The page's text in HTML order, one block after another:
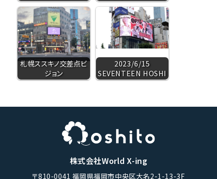
札幌ススキノ交差点ビ
ジョン
2023/6/15
SEVENTEEN HOSHI
株式会社World X-ing
〒810-0041 福岡県福岡市中央区大名2-1-13-3F